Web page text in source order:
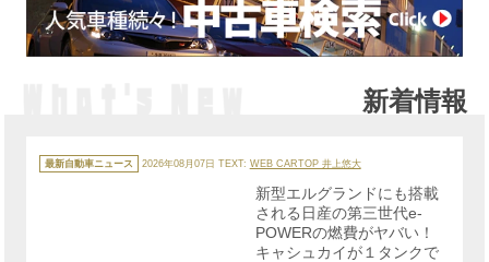
新着情報
カ
テ
ゴ
最新自動車ニュース 2026年08月07日 TEXT: WEB CARTOP 井上悠大
新型エルグランドにも搭載
される日産の第三世代e-
POWERの燃費がヤバい！
キャシュカイが１タンクで